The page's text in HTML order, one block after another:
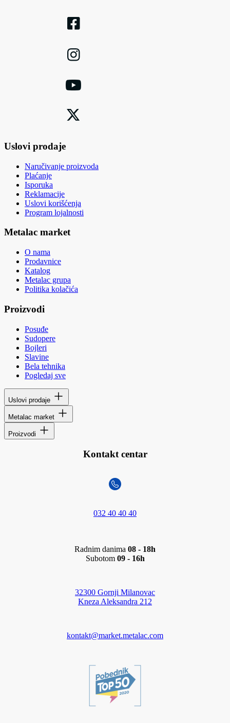
Uslovi prodaje
Naručivanje proizvoda
Plaćanje
Isporuka
Reklamacije
Uslovi korišćenja
Program lojalnosti
Metalac market
O nama
Prodavnice
Katalog
Metalac grupa
Politika kolačića
Proizvodi
Posuđe
Sudopere
Bojleri
Slavine
Bela tehnika
Pogledaj sve
Uslovi prodaje
Metalac market
Proizvodi
Kontakt centar
032 40 40 40
Radnim danima 08 - 18h
Subotom 09 - 16h
32300 Gornji Milanovac
Kneza Aleksandra 212
kontakt@market.metalac.com